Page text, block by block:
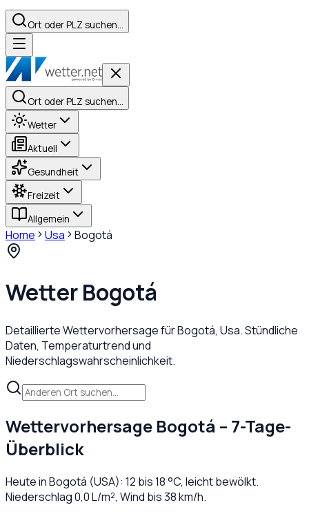
Ort oder PLZ suchen…
Ort oder PLZ suchen…
Wetter
Aktuell
Gesundheit
Freizeit
Allgemein
Home Usa Bogotá
WetterBogotá
Detaillierte Wettervorhersage fürBogotá, Usa. Stündliche
Daten, Temperaturtrend und
Niederschlagswahrscheinlichkeit.
Wettervorhersage Bogotá – 7-Tage-
Überblick
Heute inBogotá (USA): 12 bis18°C, leicht bewölkt.
Niederschlag0,0L/m², Wind bis38km/h.